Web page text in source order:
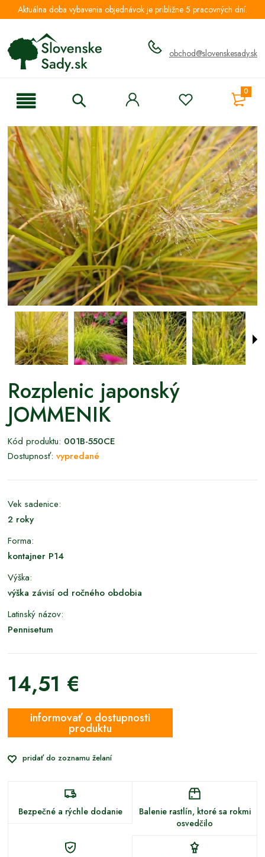
Aktuálna doba vybavenia objednávok je približne 5 pracovných dní.
obchod@slovenskesady.sk
0
Rozplenic japonský
JOMMENIK
Kód produktu: 001B-550CE
Dostupnosť: vypredané
Vek sadenice:
2 roky
Forma:
kontajner P14
Výška:
výška závisí od ročného obdobia
Latinský názov:
Pennisetum
14,51 €
informovať o dostupnosti
produktu
pridať do zoznamu želaní
Bezpečné a rýchle dodanie
Balenie rastlín, ktoré sa rokmi
osvedčilo